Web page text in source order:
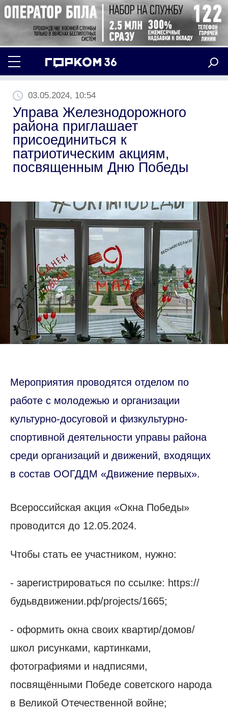
03.05.2024, 10:54
Управа Железнодорожного
района приглашает
присоединиться к
патриотическим акциям,
посвященным Дню Победы
Мероприятия проводятся отделом по
работе с молодежью и организации
культурно-досуговой и физкультурно-
спортивной деятельности управы района
среди организаций и движений, входящих
в состав ООГДДМ «Движение первых».
Всероссийская акция «Окна Победы»
проводится до 12.05.2024.
Чтобы стать ее участником, нужно:
- зарегистрироваться по ссылке: https://
будьвдвижении.рф/projects/1665;
- оформить окна своих квартир/домов/
школ рисунками, картинками,
фотографиями и надписями,
посвящёнными Победе советского народа
в Великой Отечественной войне;